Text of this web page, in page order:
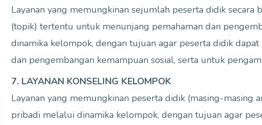
Layanan yang memungkinan sejumlah peserta didik
(topik) tertentu untuk menunjang pemahaman dan
dinamika kelompok, dengan tujuan agar peserta didik
dan pengembangan kemampuan sosial, serta untuk
7. LAYANAN KONSELING KELOMPOK
Layanan yang memungkinan peserta didik (masing-
pribadi melalui dinamika kelompok, dengan tujuan agar